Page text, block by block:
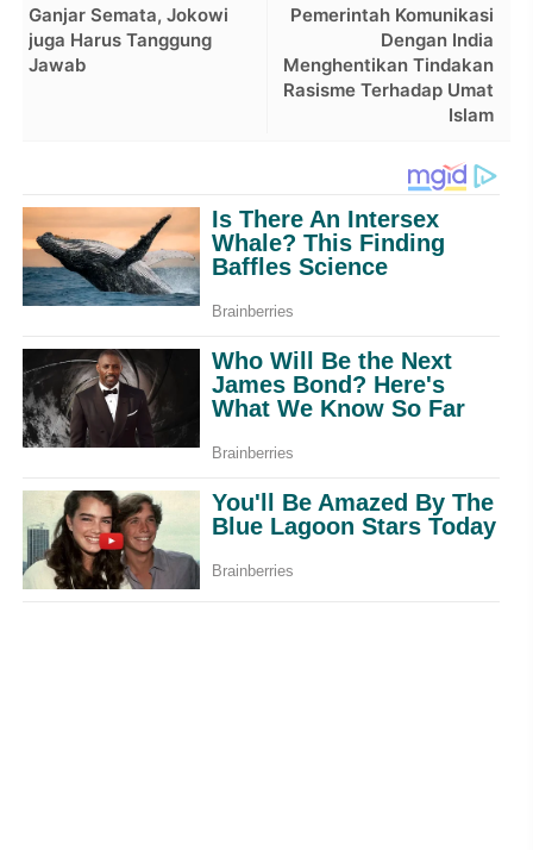
Pemerintah Komunikasi
Dengan India
Menghentikan Tindakan
Rasisme Terhadap Umat
Islam
Ganjar Semata, Jokowi
juga Harus Tanggung
Jawab